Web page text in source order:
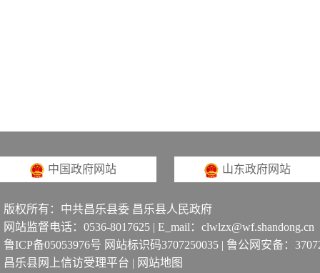
中国政府网站 山东政府网站
版权所有：中共昌乐县委 昌乐县人民政府
网站监督电话：0536-8017625 | E_mail：clwlzx@wf.shandong.cn
鲁ICP备05053976号 网站标识码3707250035 | 鲁公网安备：
昌乐县网上信访受理平台 | 网站地图